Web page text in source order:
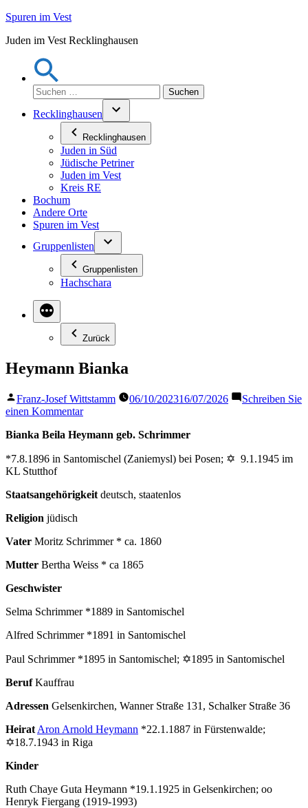
Zum
springen
Spuren im Vest
Juden im Vest Recklinghausen
Suchen
nach:
Recklinghausen
Recklinghausen
Juden in Süd
Jüdische Petriner
Juden im Vest
Kreis RE
Bochum
Andere Orte
Spuren im Vest
Gruppenlisten
Gruppenlisten
Hachschara
Zurück
Heymann Bianka
Veröffentlicht
von
Franz-Josef Wittstamm 06/10/202316/07/2026
Schreiben Sie
einen Kommentarzu
Bianka
Bianka Beila Heymann geb. Schrimmer
*7.8.1896 in Santomischel (Zaniemysl) bei Posen; ✡ 9.1.1945 im
KL Stutthof
Staatsangehörigkeit deutsch, staatenlos
Religion jüdisch
Vater Moritz Schrimmer * ca. 1860
Mutter Bertha Weiss * ca 1865
Geschwister
Selma Schrimmer *1889 in Santomischel
Alfred Schrimmer *1891 in Santomischel
Paul Schrimmer *1895 in Santomischel; ✡1895 in Santomischel
BerufKauffrau
Adressen Gelsenkirchen, Wanner Straße 131, Schalker Straße 36
Heirat Aron Arnold Heymann *22.1.1887 in Fürstenwalde;
✡18.7.1943 in Riga
Kinder
Ruth Chaye Guta Heymann *19.1.1925 in Gelsenkirchen; oo
Henryk Fiergang (1919-1993)